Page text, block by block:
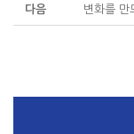
다음 변화를 만